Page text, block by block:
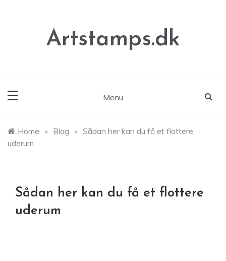
Artstamps.dk
Menu
Home » Blog » Sådan her kan du få et flottere
uderum
Sådan her kan du få et flottere
uderum